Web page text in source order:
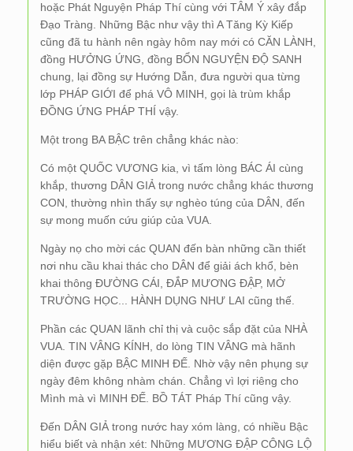
hoặc Phát Nguyện Pháp Thí cùng với TÂM Ý xây đắp
Đạo Tràng. Những Bậc như vậy thì A Tăng Kỳ Kiếp
cũng đã tu hành nên ngày hôm nay mới có CĂN LÀNH,
đồng HƯỞNG ỨNG, đồng BỔN NGUYỆN ĐỘ SANH
chung, lại đồng sự Hướng Dẫn, đưa người qua từng
lớp PHÁP GIỚI để phá VÔ MINH, gọi là trùm khắp
ĐỒNG ỨNG PHÁP THÍ vậy.
Một trong BA BẬC trên chẳng khác nào:
Có một QUỐC VƯƠNG kia, vì tấm lòng BÁC ÁI cùng
khắp, thương DÂN GIẢ trong nước chẳng khác thương
CON, thường nhìn thấy sự nghèo túng của DÂN, đến
sự mong muốn cứu giúp của VUA.
Ngày nọ cho mời các QUAN đến bàn những cần thiết
nơi nhu cầu khai thác cho DÂN để giải ách khổ, bèn
khai thông ĐƯỜNG CÁI, ĐẮP MƯƠNG ĐẬP, MỞ
TRƯỜNG HỌC... HÀNH DỤNG NHƯ LAI cũng thế.
Phần các QUAN lãnh chỉ thị và cuộc sắp đặt của NHÀ
VUA. TIN VÂNG KÍNH, do lòng TIN VÂNG mà hãnh
diện được gặp BẬC MINH ĐẾ. Nhờ vậy nên phụng sự
ngày đêm không nhàm chán. Chẳng vì lợi riêng cho
Mình mà vì MINH ĐẾ. BỒ TÁT Pháp Thí cũng vậy.
Đến DÂN GIẢ trong nước hay xóm làng, có nhiều Bậc
hiểu biết và nhận xét: Những MƯƠNG ĐẬP CÔNG LỘ